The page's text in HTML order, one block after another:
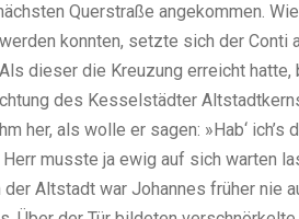
Querstraße angekommen.
konnten, setzte sich der
dieser die Kreuzung erreicht hatte,
des Kesselstädter
her, als wolle er sagen: »Hab‘ ich’s
musste ja ewig auf sich warten
Altstadt war Johannes früher nie